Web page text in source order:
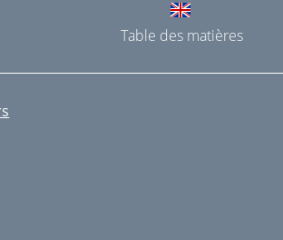
Table des matières